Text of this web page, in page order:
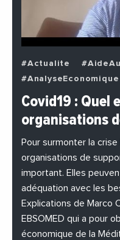
#Actualite
#AnalyseEconomique
#BuzzNews
#EnDirectDe
#PhotosEtVideos
Covid19 : Quel
organisations
Pour surmonter la
organisations de
important. Elles
adéquation avec les
Explications de Marco
EBSOMED qui a pour
économique de la